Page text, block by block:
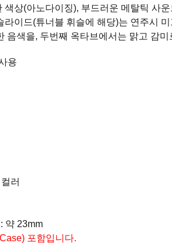
색상(아노다이징), 부드러운 메탈틱 사
라이드(튜너블 휘슬에 해당)는 연주시
음색을, 두번째 옥타브에서는 맑고 감
용
러
약 23mm
포함입니다.